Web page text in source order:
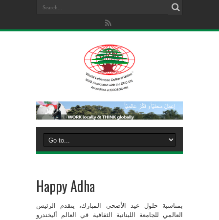
Happy Adha
بمناسبة حلول عيد الأضحى المبارك، يتقدم الرئيس
العالمي للجامعة اللبنانية الثقافية في العالم أليخندرو